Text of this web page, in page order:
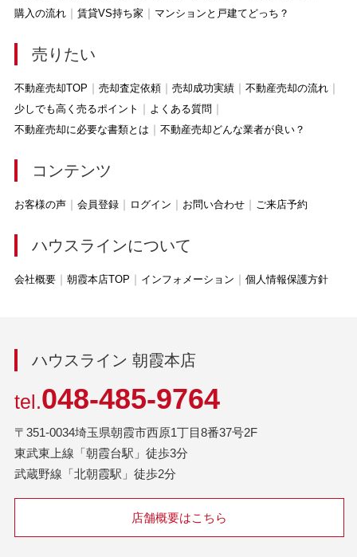
購入の流れ
賃貸VS持ち家 マンションと戸建てどっち？
売りたい
不動産売却TOP 売却査定依頼 売却成功実績
不動産売却の流れ
少しでも高く売るポイント
よくある質問
不動産売却に必要な書類とは
不動産売却どんな業者が良い？
コンテンツ
お客様の声 会員登録 ログイン お問い合わせ ご来店予約
ハウスラインについて
会社概要 朝霞本店TOP インフォメーション 個人情報保護方針
ハウスライン 朝霞本店
tel.048-485-9764
〒351-0034埼玉県朝霞市西原1丁目8番37号2F
東武東上線「朝霞台駅」徒歩3分
武蔵野線「北朝霞駅」徒歩2分
店舗概要はこちら